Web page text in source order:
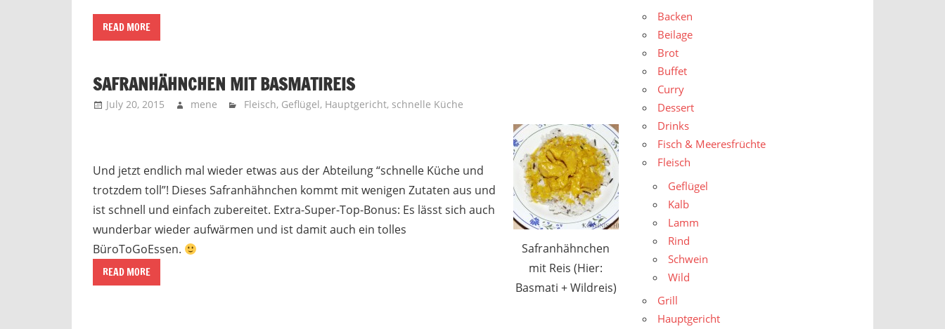
READ MORE
SAFRANHÄHNCHEN MIT BASMATIREIS
July 20, 2015 mene Fleisch, Geflügel, Hauptgericht, schnelle Küche
Safranhähnchen
mit Reis (Hier:
Basmati + Wildreis)
Und jetzt endlich mal wieder etwas aus der Abteilung “schnelle Küche und
trotzdem toll”! Dieses Safranhähnchen kommt mit wenigen Zutaten aus und
ist schnell und einfach zubereitet. Extra-Super-Top-Bonus: Es lässt sich auch
wunderbar wieder aufwärmen und ist damit auch ein tolles
BüroToGoEssen.
READ MORE
Backen
Beilage
Brot
Buffet
Curry
Dessert
Drinks
Fisch & Meeresfrüchte
Fleisch
Geflügel
Kalb
Lamm
Rind
Schwein
Wild
Grill
Hauptgericht